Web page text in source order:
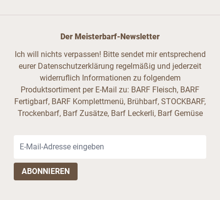
Der Meisterbarf-Newsletter
Ich will nichts verpassen! Bitte sendet mir entsprechend
eurer Datenschutzerklärung regelmäßig und jederzeit
widerruflich Informationen zu folgendem
Produktsortiment per E-Mail zu: BARF Fleisch, BARF
Fertigbarf, BARF Komplettmenü, Brühbarf, STOCKBARF,
Trockenbarf, Barf Zusätze, Barf Leckerli, Barf Gemüse